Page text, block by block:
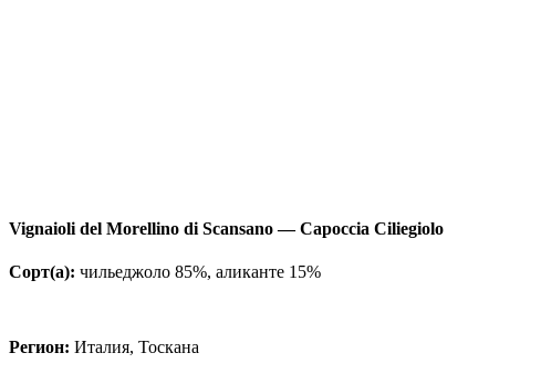
Vignaioli del Morellino di Scansano — Capoccia Ciliegiolo
Сорт(а): чильеджоло 85%, аликанте 15%
Регион: Италия, Тоскана